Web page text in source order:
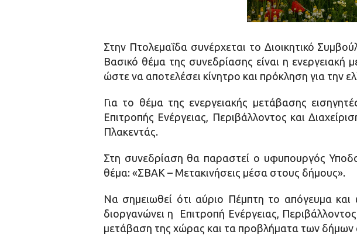
Στην Πτολεμαΐδα συνέρχεται το Διοικητικό
Βασικό θέμα της συνεδρίασης είναι η ενεργειακή
ώστε να αποτελέσει κίνητρο και πρόκληση για την
Για το θέμα της ενεργειακής μετάβασης
Επιτροπής Ενέργειας, Περιβάλλοντος και
Πλακεντάς.
Στη συνεδρίαση θα παραστεί ο υφυπουργός
θέμα: «ΣΒΑΚ – Μετακινήσεις μέσα στους δήμους».
Να σημειωθεί ότι αύριο Πέμπτη το απόγευμα
διοργανώνει η Επιτροπή Ενέργειας,
μετάβαση της χώρας και τα προβλήματα των δήμων